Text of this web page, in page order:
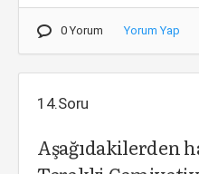
0 Yorum Yorum Yap
14.Soru
Aşağıdakilerden